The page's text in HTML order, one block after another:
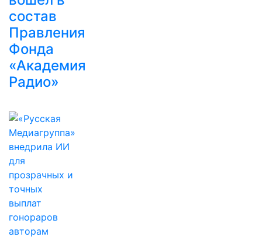
состав
Правления
Фонда
«Академия
Радио»